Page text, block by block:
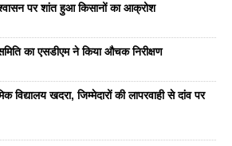
पर शांत हुआ किसानों का आक्रोश
का एसडीएम ने किया औचक निरीक्षण
खदरा, जिम्मेदारों की लापरवाही से दांव पर